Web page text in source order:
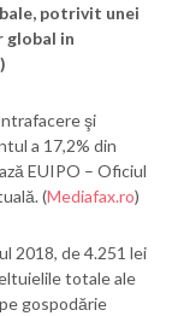
potrivit unei
global in
)
şi
a 17,2% din
EUIPO – Oficiul
(Mediafax.ro)
2018, de 4.251 lei
totale ale
gospodărie